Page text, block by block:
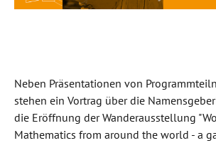
Neben Präsentationen von
stehen ein Vortrag über die
die Eröffnung der Wanderausstellung
Mathematics from around the world - a